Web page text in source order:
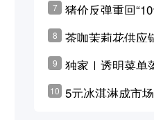
7
猪价反弹重回
原奶价格现回暖
8
茶咖茉莉花供应
横州花价冲破50
9
独家｜透明菜单
学林公布未来10
10 5元冰淇淋成市